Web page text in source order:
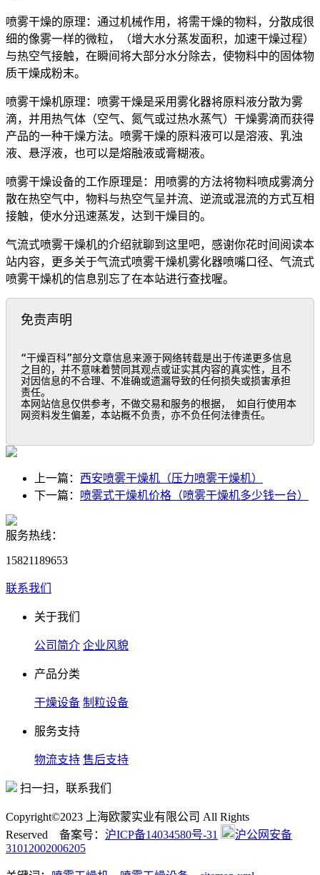
喷雾干燥的原理：通过机械作用，将需干燥的物料，分散成很
细的像雾一样的微粒，（增大水分蒸发面积，加速干燥过程）
与热空气接触，在瞬间将大部分水分除去，使物料中的固体物
质干燥成粉末。
喷雾干燥机原理：喷雾干燥是采用雾化器将原料液分散为雾
滴，并用热气体（空气、氮气或过热水蒸气）干燥雾滴而获得
产品的一种干燥方法。喷雾干燥的原料液可以是溶液、乳浊
液、悬浮液，也可以是熔融液或膏糊液。
喷雾干燥设备的工作原理是：用喷雾的方法将物料喷成雾滴分
散在热空气中，物料与热空气呈并流、逆流或混流的方式互相
接触，使水分迅速蒸发，达到干燥目的。
气流式喷雾干燥机的介绍就聊到这里吧，感谢你花时间阅读本
站内容，更多关于气流式喷雾干燥机雾化器喷嘴口径、气流式
喷雾干燥机的信息别忘了在本站进行查找喔。
免责声明
“干燥百科”部分文章信息来源于网络转载是出于传递更多信息
之目的，并不意味着赞同其观点或证实其内容的真实性，且不
对因信息的不合理、不准确或遗漏导致的任何损失或损害承担
责任。
本网站信息仅供参考，不做交易和服务的根据， 如自行使用本
网资料发生偏差，本站概不负责，亦不负任何法律责任。
上一篇： 西安喷雾干燥机（压力喷雾干燥机）
下一篇： 喷雾式干燥机价格（喷雾干燥机多少钱一台）
服务热线：
15821189653
联系我们
关于我们
公司简介 企业风貌
产品分类
干燥设备 制粒设备
服务支持
物流支持 售后支持
扫一扫，联系我们
Copyright©2023 上海欧蒙实业有限公司 All Rights
Reserved 备案号： 沪ICP备14034580号-31
沪公网安备
31012002006205